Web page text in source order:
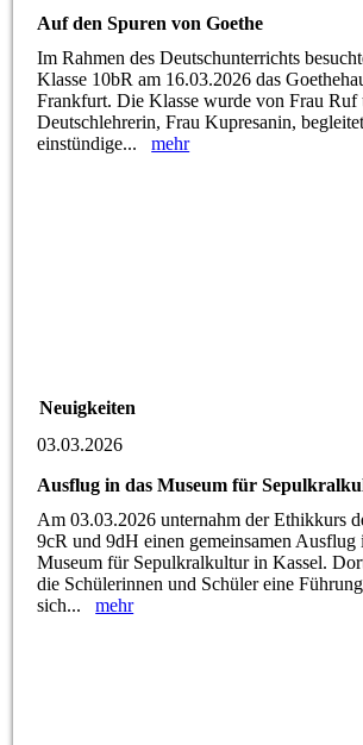
Auf den Spuren von Goethe
Im Rahmen des Deutschunterrichts
Klasse 10bR am 16.03.2026 das
Frankfurt. Die Klasse wurde von Frau Ruf
Deutschlehrerin, Frau Kupresanin,
einstündige...mehr
Neuigkeiten
03.03.2026
Ausflug in das Museum für
Am 03.03.2026 unternahm der Ethikkurs
9cR und 9dH einen gemeinsamen Ausflug
Museum für Sepulkralkultur in Kassel.
die Schülerinnen und Schüler eine
sich...mehr